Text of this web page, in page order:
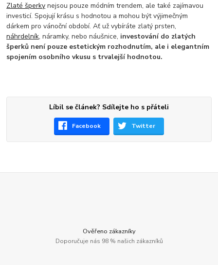
Zlaté šperky nejsou pouze módním trendem, ale také zajímavou
investicí. Spojují krásu s hodnotou a mohou být výjimečným
dárkem pro vánoční období. Ať už vybíráte zlatý prsten,
náhrdelník, náramky, nebo náušnice, investování do zlatých
šperků není pouze estetickým rozhodnutím, ale i elegantním
spojením osobního vkusu s trvalejší hodnotou.
Líbil se článek? Sdílejte ho s přáteli
Facebook Twitter
Ověřeno zákazníky
Doporučuje nás 98 % našich zákazníků